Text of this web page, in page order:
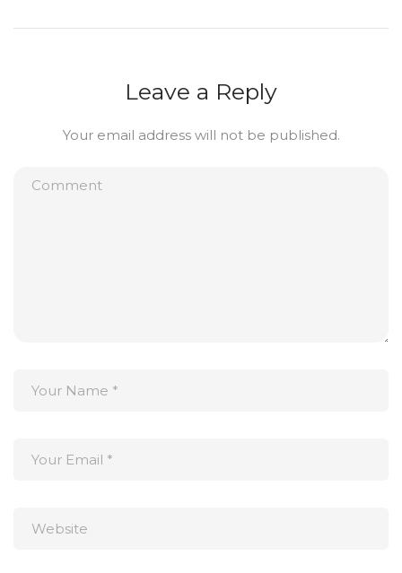
Leave a Reply
Your email address will not be published.